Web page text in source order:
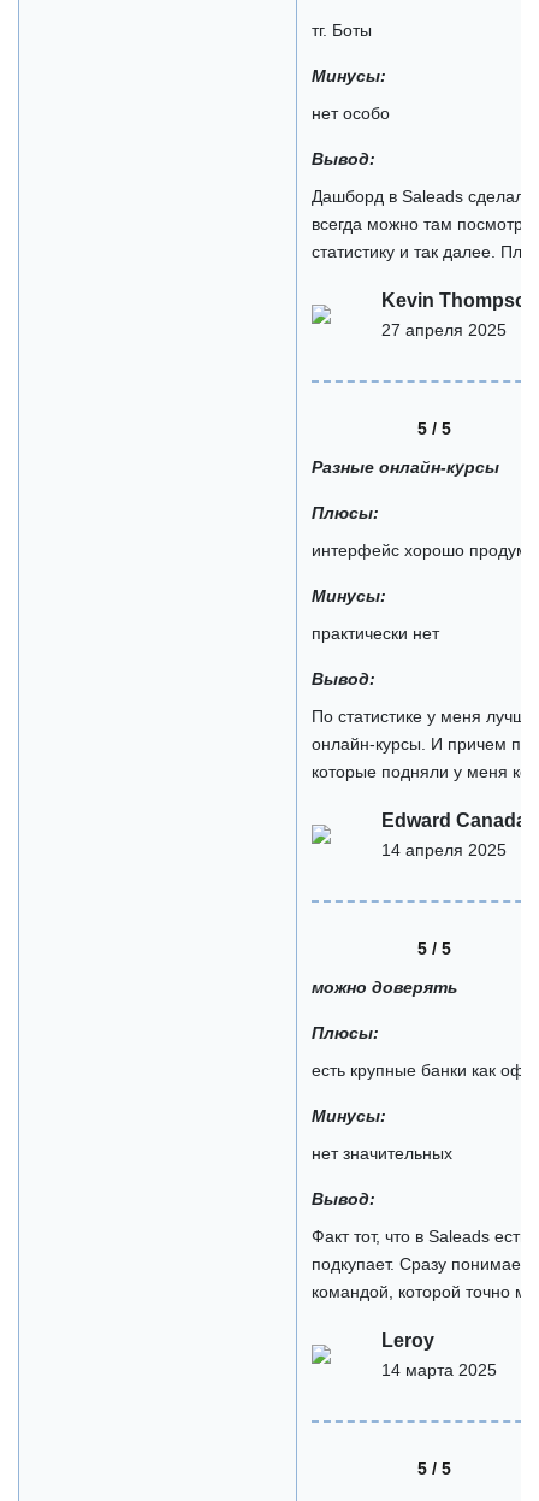
тг. Боты
Минусы:
нет особо
Вывод:
Дашборд в Saleads
всегда можно там
статистику и так далее.
Kevin Thompson
27 апреля 2025
5 / 5
Разные онлайн-курсы
Плюсы:
интерфейс хорошо
Минусы:
практически нет
Вывод:
По статистике у меня
онлайн-курсы. И причем по
которые подняли у меня
Edward Canaday
14 апреля 2025
5 / 5
можно доверять
Плюсы:
есть крупные банки как
Минусы:
нет значительных
Вывод:
Факт тот, что в Saleads
подкупает. Сразу
командой, которой точно
Leroy
14 марта 2025
5 / 5